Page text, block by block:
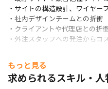
・サイトの構造設計、ワイヤー
・社内デザインチームとの折衝
・クライアントや代理店との折
・外注スタッフへの発注からコ
・クライアントとの折衝業務（
し、そのアシスト業務をおまかせ
もっと見る
求められるスキル・人